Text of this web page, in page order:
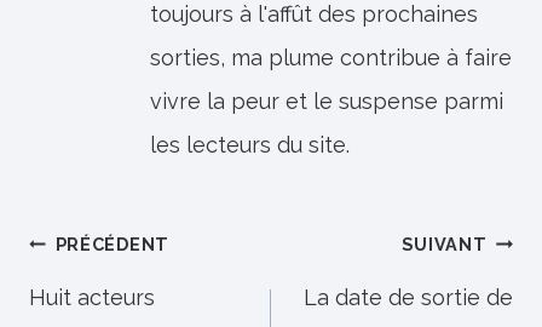
toujours à l'affût des prochaines
sorties, ma plume contribue à faire
vivre la peur et le suspense parmi
les lecteurs du site.
Navigation
de
PRÉCÉDENT
Huit acteurs
SUIVANT
La date de sortie de